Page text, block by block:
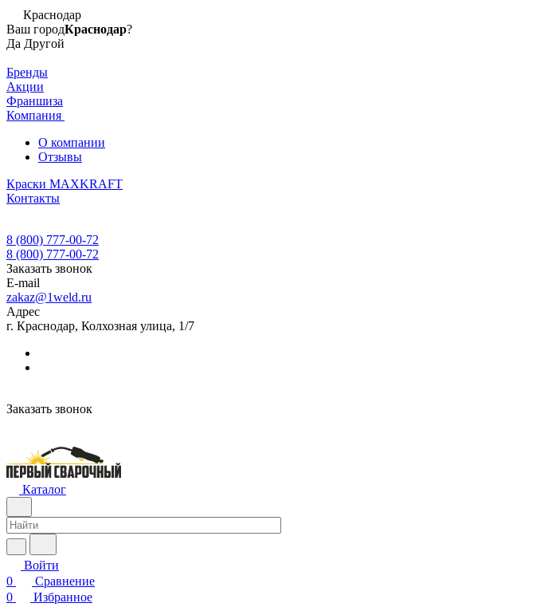
Краснодар
Ваш городКраснодар?
Да Другой
Бренды
Акции
Франшиза
Компания
О компании
Отзывы
Краски MAXKRAFT
Контакты
8 (800) 777-00-72
8 (800) 777-00-72
Заказать звонок
E-mail
zakaz@1weld.ru
Адрес
г. Краснодар, Колхозная улица, 1/7
Заказать звонок
Каталог
Войти
0
Сравнение
0
Избранное